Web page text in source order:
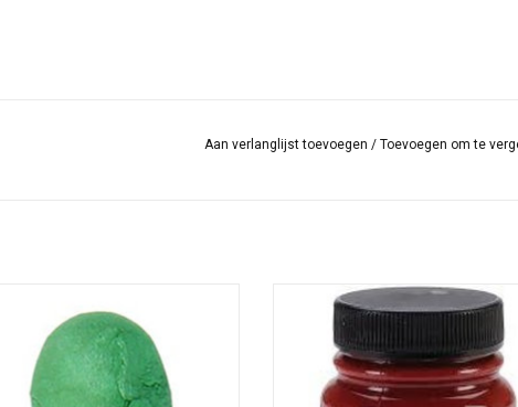
Aan verlanglijst toevoegen /Toevoegen om te
TOEVOEGEN AAN WINKELWAGEN
Textile Color is een
en veelzijdige textielverf op acryl
kan worden gebruikt op textiel
(synthetische en natuurlijke stoffen)
hout, leer.